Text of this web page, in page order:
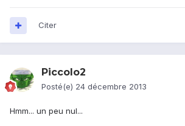
Citer
Piccolo2
Posté(e) 24 décembre 2013
Hmm... un peu nul...